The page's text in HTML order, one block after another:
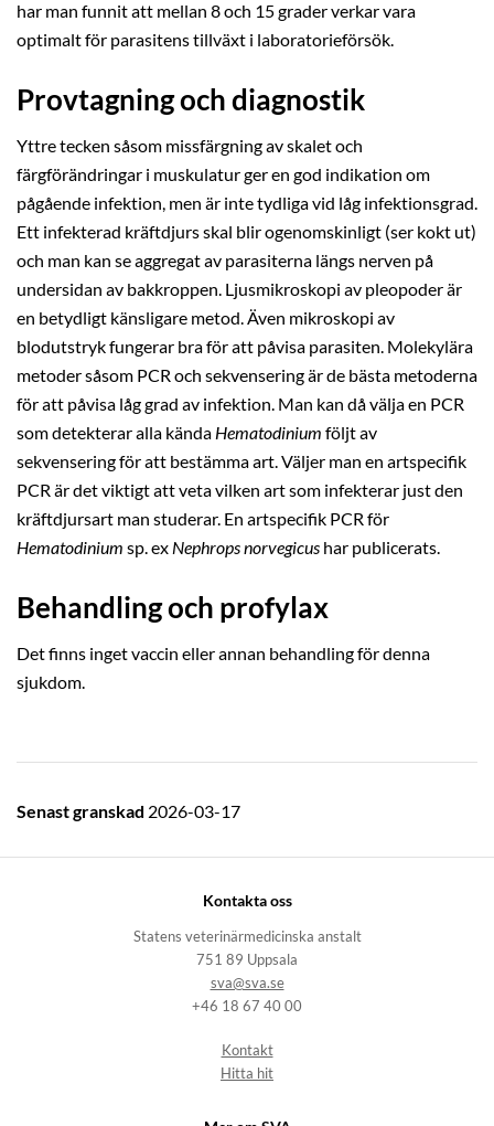
har man funnit att mellan 8 och 15 grader verkar vara
optimalt för parasitens tillväxt i laboratorieförsök.
Provtagning och diagnostik
Yttre tecken såsom missfärgning av skalet och
färgförändringar i muskulatur ger en god indikation om
pågående infektion, men är inte tydliga vid låg infektionsgrad.
Ett infekterad kräftdjurs skal blir ogenomskinligt (ser kokt ut)
och man kan se aggregat av parasiterna längs nerven på
undersidan av bakkroppen. Ljusmikroskopi av pleopoder är
en betydligt känsligare metod. Även mikroskopi av
blodutstryk fungerar bra för att påvisa parasiten. Molekylära
metoder såsom PCR och sekvensering är de bästa metoderna
för att påvisa låg grad av infektion. Man kan då välja en PCR
som detekterar alla kända Hematodinium följt av
sekvensering för att bestämma art. Väljer man en artspecifik
PCR är det viktigt att veta vilken art som infekterar just den
kräftdjursart man studerar. En artspecifik PCR för
Hematodinium sp. ex Nephrops norvegicus har publicerats.
Behandling och profylax
Det finns inget vaccin eller annan behandling för denna
sjukdom.
Senast granskad 2026-03-17
Kontakta oss
Statens veterinärmedicinska anstalt
751 89 Uppsala
sva@sva.se
+46 18 67 40 00
Kontakt
Hitta hit